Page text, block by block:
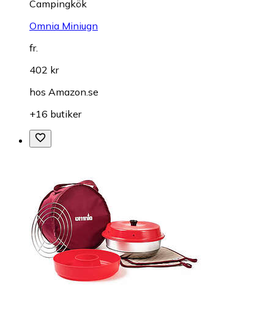
Campingkök
Omnia Miniugn
fr.
402 kr
hos Amazon.se
+16 butiker